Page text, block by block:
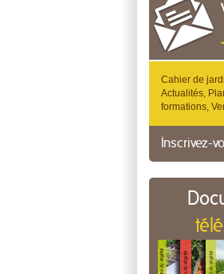
Cahier de
Actualités,
formations,
Inscrivez-